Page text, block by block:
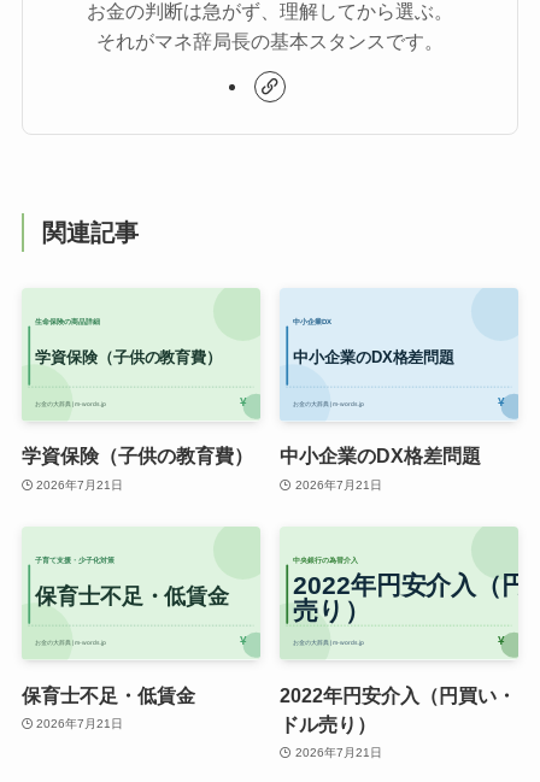
お金の判断は急がず、理解してから選ぶ。
それがマネ辞局長の基本スタンスです。
関連記事
学資保険（子供の教育費）
2026年7月21日
中小企業のDX格差問題
2026年7月21日
保育士不足・低賃金
2026年7月21日
2022年円安介入（円買い・
ドル売り）
2026年7月21日